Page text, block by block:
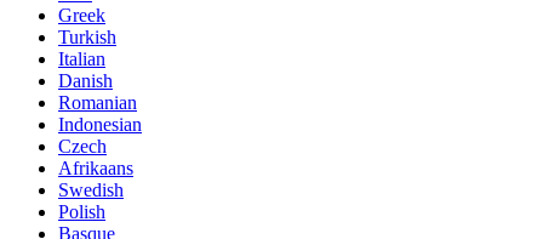
Greek
Turkish
Italian
Danish
Romanian
Indonesian
Czech
Afrikaans
Swedish
Polish
Basque